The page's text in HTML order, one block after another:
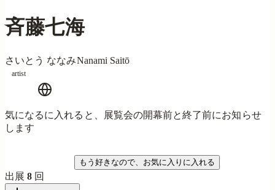
斉藤七海
さいとう ななみNanami Saitō
artist
気になるに入れると、展覧会の開幕前と終了前にお知らせ
します
もう好きなので、お気に入りに入れる
出展8 回